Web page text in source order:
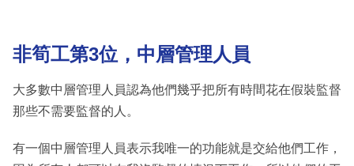
非筍工第3位，中層管理人員
大多數中層管理人員認為他們幾乎把所有時間花在假裝監督
那些不需要監督的人。
有一個中層管理人員表示我唯一的功能就是交給他們工作，